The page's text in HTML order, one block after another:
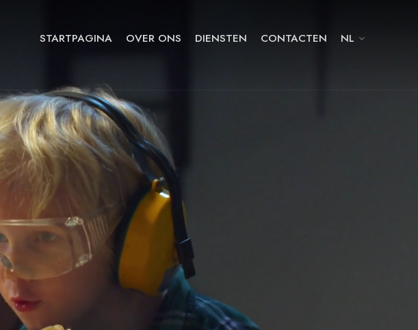
STARTPAGINA OVER ONS DIENSTEN CONTACTEN NL